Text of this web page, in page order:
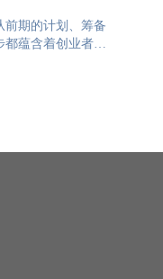
前期的计划、筹备
蕴含着创业者的
系统来对品牌进